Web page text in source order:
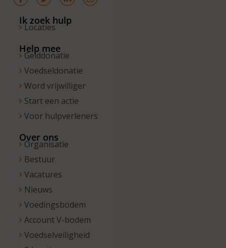
zijn wij
bereikbaar
van 10.00 –
Ik zoek hulp
Locaties
Help mee
Gelddonatie
Voedseldonatie
Word vrijwilliger
Start een actie
Voor hulpverleners
Over ons
Organisatie
Bestuur
Vacatures
Nieuws
Voedingsbodem
Account V-bodem
Voedselveiligheid